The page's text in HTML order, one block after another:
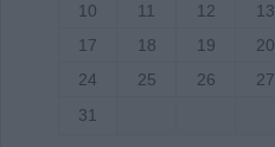
10
11 12 13
17
18 19 20
24
25 26 27
31